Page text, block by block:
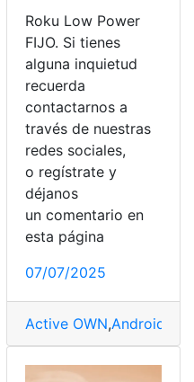
Modo desarrollador
Roku Low Power
FIJO. Si tienes
alguna inquietud
recuerda
contactarnos a
través de nuestras
redes sociales,
o regístrate y
déjanos
un comentario en
esta página
07/07/2025
Active OWN,Android